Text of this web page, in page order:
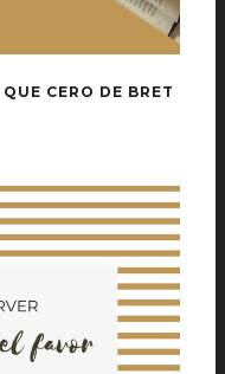
CERO DE BRET